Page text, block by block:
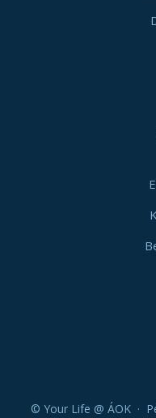
© Your Life @ ÁOK ·